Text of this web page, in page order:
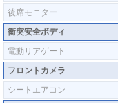
後席モニター
衝突安全ボディ
電動リアゲート
フロントカメラ
シートエアコン